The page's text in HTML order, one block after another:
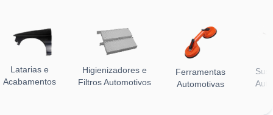
Latarias e
Acabamentos
Higienizadores e
Filtros Automotivos
Ferramentas
Automotivas